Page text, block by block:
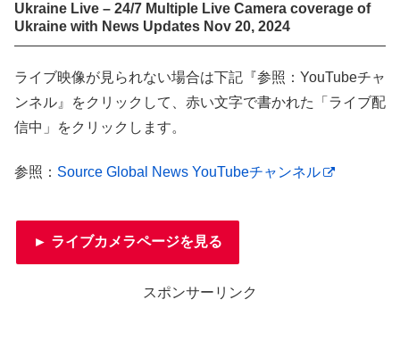
Ukraine Live – 24/7 Multiple Live Camera coverage of
Ukraine with News Updates Nov 20, 2024
ライブ映像が見られない場合は下記『参照：YouTubeチャ
ンネル』をクリックして、赤い文字で書かれた「ライブ配
信中」をクリックします。
参照： Source Global News YouTubeチャンネル
► ライブカメラページを見る
スポンサーリンク